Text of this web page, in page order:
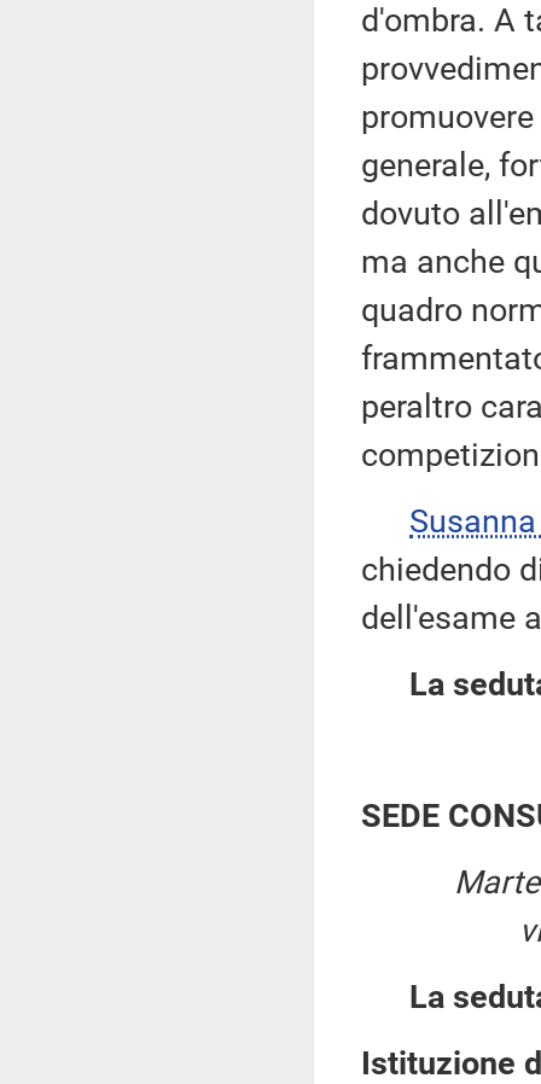
d'ombra. A
generale,
dovuto
ma anche
quadro
peraltro
chiedendo
dell'esame
La
SEDE
La
Istituzione